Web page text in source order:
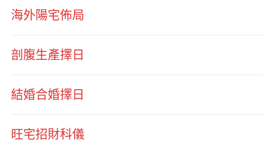
海外陽宅佈局
剖腹生產擇日
結婚合婚擇日
旺宅招財科儀